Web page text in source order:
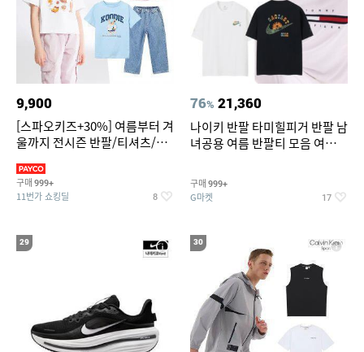
9,900
[스파오키즈+30%] 여름부터 겨
울까지 전시즌 반팔/티셔츠/셋
구매 999+
11번가 쇼킹딜 8
76% 21,360
나이키 반팔 타미힐피거 반팔 남
녀공용 여름 반팔티 모음 여름
구매 999+
G마켓 17
29 30